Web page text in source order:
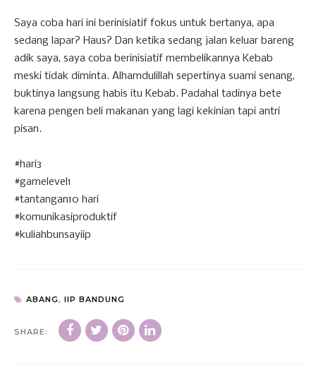
Saya coba hari ini berinisiatif fokus untuk bertanya, apa
sedang lapar? Haus? Dan ketika sedang jalan keluar bareng
adik saya, saya coba berinisiatif membelikannya Kebab
meski tidak diminta. Alhamdulillah sepertinya suami senang,
buktinya langsung habis itu Kebab. Padahal tadinya bete
karena pengen beli makanan yang lagi kekinian tapi antri
pisan.
#hari3
#gamelevel1
#tantangan10 hari
#komunikasiproduktif
#kuliahbunsayiip
ABANG, IIP BANDUNG
SHARE: